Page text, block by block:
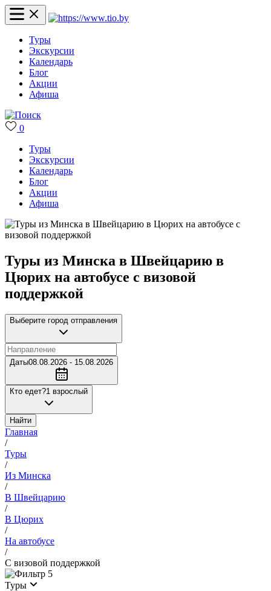
Туры
Экскурсии
Календарь
Блог
Акции
Афиша
0
Туры
Экскурсии
Календарь
Блог
Акции
Афиша
Туры из Минска в Швейцарию в
Цюрих на автобусе с визовой
поддержкой
Выберите город отправления
Даты08.08.2026 - 15.08.2026
Кто едет?1 взрослый
Найти
Главная
/
Туры
/
Из Минска
/
В Швейцарию
/
В Цюрих
/
На автобусе
/
С визовой поддержкой
5
Туры